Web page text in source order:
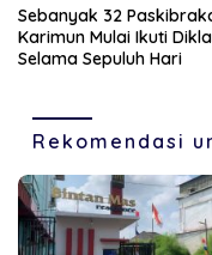
Sebanyak 32
Karimun Mulai Ikuti
Selama Sepuluh Hari
Rekomendasi